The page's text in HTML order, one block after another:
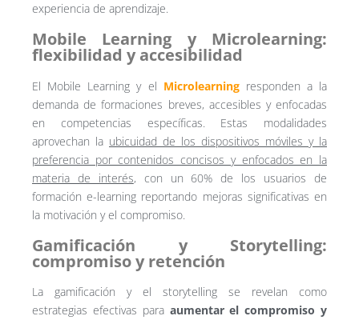
experiencia de aprendizaje.
Mobile Learning y Microlearning:
flexibilidad y accesibilidad
El Mobile Learning y el Microlearningresponden a la
demanda de formaciones breves, accesibles y enfocadas
en competencias específicas. Estas modalidades
aprovechan la ubicuidad de los dispositivos móviles y la
preferencia por contenidos concisos y enfocados en la
materia de interés, con un 60% de los usuarios de
formación e-learning reportando mejoras significativas en
la motivación y el compromiso.
Gamificación y Storytelling:
compromiso y retención
La gamificación y el storytelling se revelan como
estrategias efectivas para aumentar el compromiso y